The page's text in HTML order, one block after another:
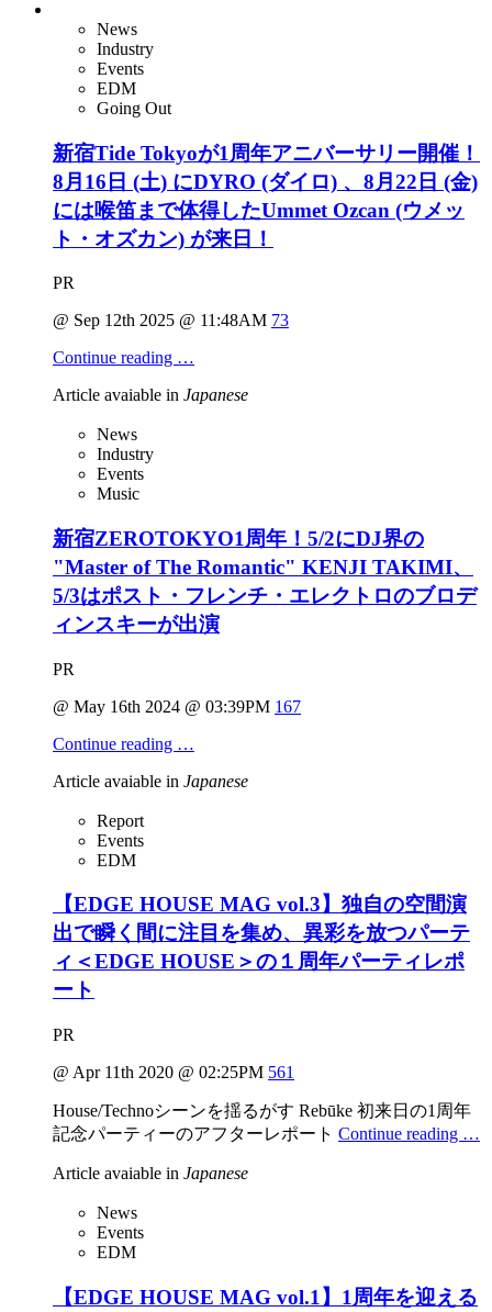
News
Industry
Events
EDM
Going Out
新宿Tide Tokyoが1周年アニバーサリー開催！
8月16日 (土) にDYRO (ダイロ) 、8月22日 (金)
には喉笛まで体得したUmmet Ozcan (ウメッ
ト・オズカン) が来日！
PR
@ Sep 12th 2025 @ 11:48AM 73
Continue reading …
Article avaiable in Japanese
News
Industry
Events
Music
新宿ZEROTOKYO1周年！5/2にDJ界の
"Master of The Romantic" KENJI TAKIMI、
5/3はポスト・フレンチ・エレクトロのブロデ
ィンスキーが出演
PR
@ May 16th 2024 @ 03:39PM 167
Continue reading …
Article avaiable in Japanese
Report
Events
EDM
【EDGE HOUSE MAG vol.3】独自の空間演
出で瞬く間に注目を集め、異彩を放つパーテ
ィ＜EDGE HOUSE＞の１周年パーティレポ
ート
PR
@ Apr 11th 2020 @ 02:25PM 561
House/Technoシーンを揺るがす Rebūke 初来日の1周年
記念パーティーのアフターレポート Continue reading …
Article avaiable in Japanese
News
Events
EDM
【EDGE HOUSE MAG vol.1】1周年を迎える